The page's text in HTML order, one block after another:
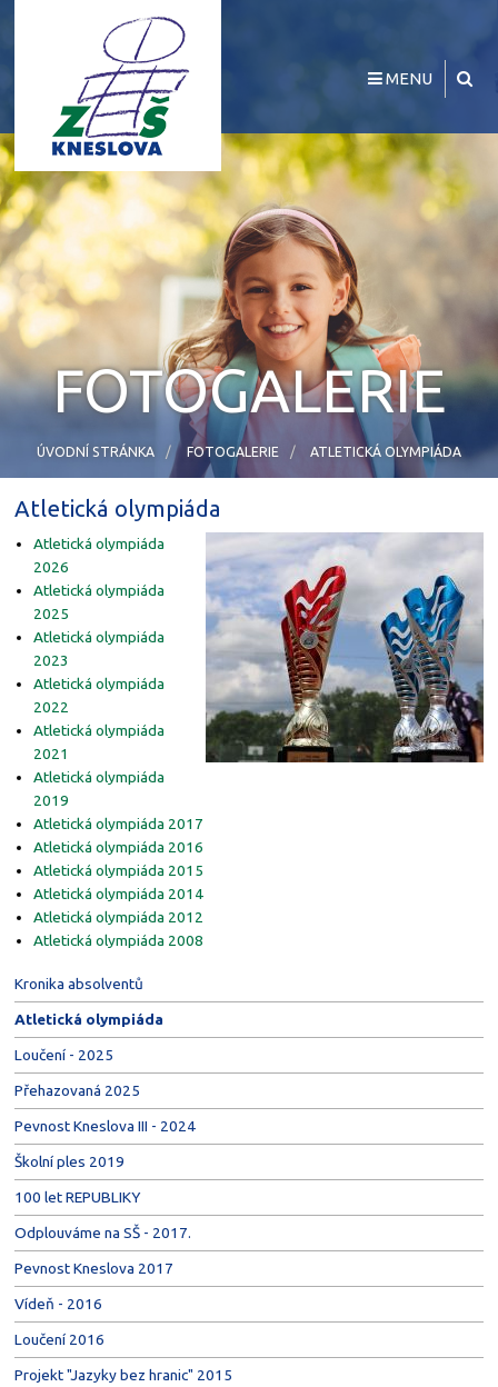
MENU
FOTOGALERIE
ÚVODNÍ STRÁNKA FOTOGALERIE ATLETICKÁ OLYMPIÁDA
Kronika absolventů
Atletická olympiáda
Loučení - 2025
Přehazovaná 2025
Pevnost Kneslova III - 2024
Školní ples 2019
100 let REPUBLIKY
Odplouváme na SŠ - 2017.
Pevnost Kneslova 2017
Vídeň - 2016
Loučení 2016
Projekt "Jazyky bez hranic" 2015
Atletická olympiáda
Atletická olympiáda
2026
Atletická olympiáda
2025
Atletická olympiáda
2023
Atletická olympiáda
2022
Atletická olympiáda
2021
Atletická olympiáda
2019
Atletická olympiáda 2017
Atletická olympiáda 2016
Atletická olympiáda 2015
Atletická olympiáda 2014
Atletická olympiáda 2012
Atletická olympiáda 2008